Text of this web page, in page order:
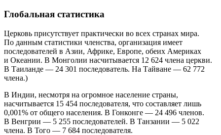
Глобальная статистика
Церковь присутствует практически во всех странах мира.
По данным статистики членства, организация имеет
последователей в Азии, Африке, Европе, обеих Америках
и Океании. В Монголии насчитывается 12 624 члена церкви.
В Таиланде — 24 301 последователь. На Тайване — 62 772
члена.)
В Индии, несмотря на огромное население страны,
насчитывается 15 454 последователя, что составляет лишь
0,001% от общего населения. В Гонконге — 24 496 членов.
В Венгрии — 5 255 последователей. В Танзании — 5 022
члена. В Того — 7 684 последователя.